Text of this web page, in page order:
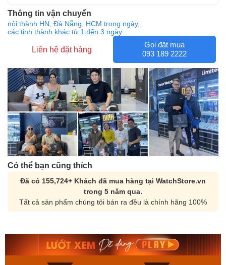
Thông tin vận chuyển
nội thành HN, Đà Nẵng, HCM trong ngày,
các tỉnh thành khác từ 1 đến 3 ngày
Liên hệ đặt hàng
Gọi đặt mua
093 189 2222
Có thể bạn cũng thích
Đã có 155,724+ Khách đã mua hàng tại WatchStore.vn
trong 5 năm qua.
Tất cả sản phẩm chúng tôi bán ra đều là chính hãng 100%
Orient Nam RA-
Mua ngay
Casio Nam MTS-
Mua ngay